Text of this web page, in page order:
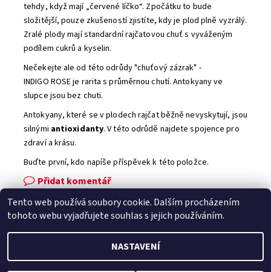
tehdy, když mají „červené líčko“. Zpočátku to bude
složitější, pouze zkušeností zjistíte, kdy je plod plně vyzrálý.
Zralé plody mají standardní rajčatovou chuť s vyváženým
podílem cukrů a kyselin.
Nečekejte ale od této odrůdy "chuťový zázrak" -
INDIGO ROSE je rarita s průměrnou chutí. Antokyany ve
slupce jsou bez chuti.
Antokyany, které se v plodech rajčat běžně nevyskytují, jsou
silnými antioxidanty. V této odrůdě najdete spojence pro
zdraví a krásu.
Buďte první, kdo napíše příspěvek k této položce.
Přidat komentář
Facebook | Heureka.cz | Zboží.cz
2026 © Zahradní technika VOLEJNÍK, všechna práva vyhrazena
Tento web používá soubory cookie. Dalším procházením
tohoto webu vyjadřujete souhlas s jejich používáním.
NASTAVENÍ